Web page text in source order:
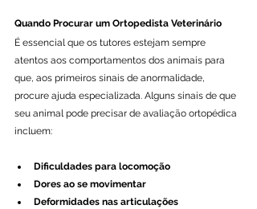
Quando Procurar um Ortopedista Veterinário
É essencial que os tutores estejam sempre
atentos aos comportamentos dos animais para
que, aos primeiros sinais de anormalidade,
procure ajuda especializada. Alguns sinais de que
seu animal pode precisar de avaliação ortopédica
incluem:
Dificuldades para locomoção
Dores ao se movimentar
Deformidades nas articulações